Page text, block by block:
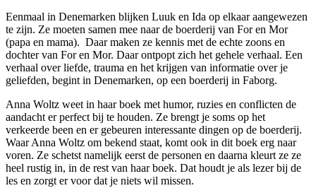
Eenmaal in Denemarken blijken Luuk en Ida op elkaar aangewezen
te zijn. Ze moeten samen mee naar de boerderij van For en Mor
(papa en mama). Daar maken ze kennis met de echte zoons en
dochter van For en Mor. Daar ontpopt zich het gehele verhaal. Een
verhaal over liefde, trauma en het krijgen van informatie over je
geliefden, begint in Denemarken, op een boerderij in Faborg.
Anna Woltz weet in haar boek met humor, ruzies en conflicten de
aandacht er perfect bij te houden. Ze brengt je soms op het
verkeerde been en er gebeuren interessante dingen op de boerderij.
Waar Anna Woltz om bekend staat, komt ook in dit boek erg naar
voren. Ze schetst namelijk eerst de personen en daarna kleurt ze ze
heel rustig in, in de rest van haar boek. Dat houdt je als lezer bij de
les en zorgt er voor dat je niets wil missen.